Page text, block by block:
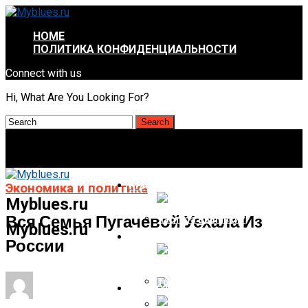
HOME
ПОЛИТИКА КОНФИДЕНЦИАЛЬНОСТИ
Connect with us
Hi, What Are You Looking For?
Myblues.ru
Myblues.ru
КРАСОТА И ЗДОРОВЬЕ
Количество Или Частота
Самолет Kona Со Смешанным
НОВОСТИ
Экономика и политика
Вся Семья Пугачевой Уехала Из
России